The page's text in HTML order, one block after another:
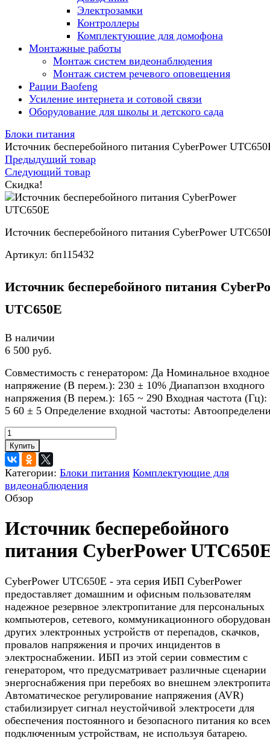
Электрозамки
Контроллеры
Комплектующие для домофона
Монтажные работы
Монтаж систем видеонаблюдения
Монтаж систем речевого оповещения
Рации Baofeng
Усиление интернета и сотовой связи
Оборудование для школы и детского сада
Блоки питания
Источник бесперебойного питания CyberPower
Предыдущий товар
Следующий товар
Скидка!
Источник бесперебойного питания CyberPower
Артикул: бп115432
Источник бесперебойного питания
UTC650E
В наличии
6 500 руб.
Совместимость с генератором: Да Номинальное входное
напряжение (В перем.): 230 ± 10% Диапапзон входного
напряжения (В перем.): 165 ~ 290 Входная частота (Гц):
5 60 ± 5 Определение входной частоты:
Купить
Категории: Блоки питания Комплектующие для
видеонаблюдения
Обзор
Источник бесперебойного
питания CyberPower
CyberPower UTC650E - эта серия ИБП CyberPower
предоставляет домашним и офисным пользователям
надежное резервное электропитание для персональных
компьютеров, сетевого, коммуникационного
других электронных устройств от перепадов, скачков,
провалов напряжения и прочих инцидентов в
электроснабжении. ИБП из этой серии совместим с
генератором, что предусматривает различные сценарии
энергоснабжения при перебоях во внешнем
Автоматическое регулирование напряжения (AVR)
стабилизирует сигнал неустойчивой электросети для
обеспечения постоянного и безопасного питания ко
подключенным устройствам, не используя батарею.